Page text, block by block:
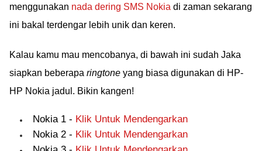
menggunakan nada dering SMS Nokia di zaman sekarang
ini bakal terdengar lebih unik dan keren.
Kalau kamu mau mencobanya, di bawah ini sudah Jaka
siapkan beberapa ringtone yang biasa digunakan di HP-
HP Nokia jadul. Bikin kangen!
Nokia 1 - Klik Untuk Mendengarkan
Nokia 2 - Klik Untuk Mendengarkan